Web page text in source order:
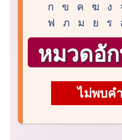
ก ข ค ฆ ง
ฟ
ภ ม ย ร
หมวดอั
ไม่พบค